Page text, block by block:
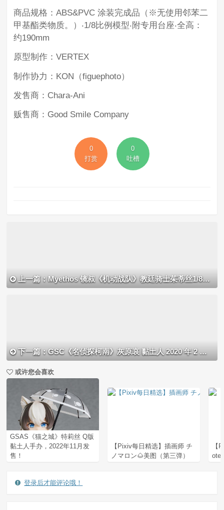
商品规格：ABS&PVC 涂装完成品（※无使用邻苯二
甲基酯类物质。）‧1/8比例模型‧附专用台座‧全高：
约190mm
原型制作：VERTEX
制作协力：KON（figuephoto）
发售商：Chara-Ani
贩售商：Good Smile Company
0
打赏
0
吐槽
上一篇：Myethos 镜叔《机动战队》教廷骑士茱蒂丝1/8手办开定
下一篇：GSC《名侦探柯南》灰原哀 黏土人 2020 年 2 月发售
或许您会喜欢
GSAS《猫之城》特莉丝 Q版
黏土人手办，2022年11月发
售！
【Pixiv每日精选】插画师 チ
ノマロン🌰美图（第三弹）
【
ote
登录后才能评论哦！